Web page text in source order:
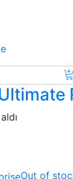
Out of